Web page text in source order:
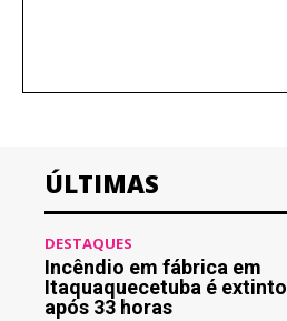
ÚLTIMAS
DESTAQUES
Incêndio em fábrica em
Itaquaquecetuba é extinto
após 33 horas